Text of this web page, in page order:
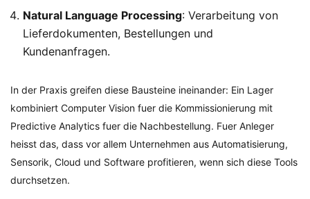
Natural Language Processing: Verarbeitung von
Lieferdokumenten, Bestellungen und
Kundenanfragen.
In der Praxis greifen diese Bausteine ineinander: Ein Lager
kombiniert Computer Vision fuer die Kommissionierung mit
Predictive Analytics fuer die Nachbestellung. Fuer Anleger
heisst das, dass vor allem Unternehmen aus Automatisierung,
Sensorik, Cloud und Software profitieren, wenn sich diese Tools
durchsetzen.